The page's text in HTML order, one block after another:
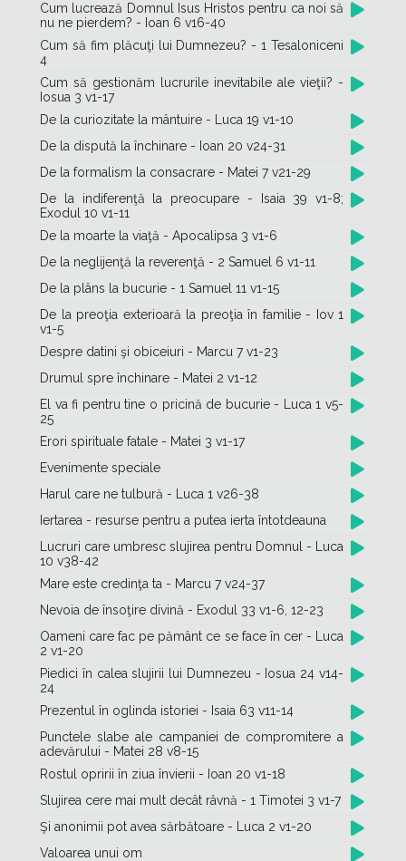
Cum lucrează Domnul Isus Hristos pentru ca noi să
nu ne pierdem? - Ioan 6 v16-40
Cum să fim plăcuţi lui Dumnezeu? - 1 Tesaloniceni
4
Cum să gestionăm lucrurile inevitabile ale vieţii? -
Iosua 3 v1-17
De la curiozitate la mântuire - Luca 19 v1-10
De la dispută la închinare - Ioan 20 v24-31
De la formalism la consacrare - Matei 7 v21-29
De la indiferenţă la preocupare - Isaia 39 v1-8;
Exodul 10 v1-11
De la moarte la viaţă - Apocalipsa 3 v1-6
De la neglijenţă la reverenţă - 2 Samuel 6 v1-11
De la plâns la bucurie - 1 Samuel 11 v1-15
De la preoţia exterioară la preoţia în familie - Iov 1
v1-5
Despre datini şi obiceiuri - Marcu 7 v1-23
Drumul spre închinare - Matei 2 v1-12
El va fi pentru tine o pricină de bucurie - Luca 1 v5-
25
Erori spirituale fatale - Matei 3 v1-17
Evenimente speciale
Harul care ne tulbură - Luca 1 v26-38
Iertarea - resurse pentru a putea ierta întotdeauna
Lucruri care umbresc slujirea pentru Domnul - Luca
10 v38-42
Mare este credinţa ta - Marcu 7 v24-37
Nevoia de însoţire divină - Exodul 33 v1-6, 12-23
Oameni care fac pe pământ ce se face în cer - Luca
2 v1-20
Piedici în calea slujirii lui Dumnezeu - Iosua 24 v14-
24
Prezentul în oglinda istoriei - Isaia 63 v11-14
Punctele slabe ale campaniei de compromitere a
adevărului - Matei 28 v8-15
Rostul opririi în ziua învierii - Ioan 20 v1-18
Slujirea cere mai mult decât râvnă - 1 Timotei 3 v1-7
Şi anonimii pot avea sărbătoare - Luca 2 v1-20
Valoarea unui om